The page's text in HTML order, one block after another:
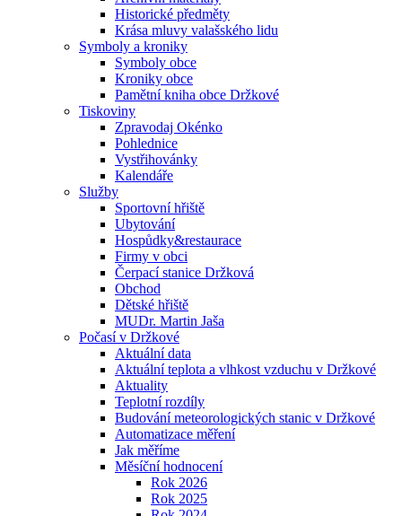
Historické předměty
Krása mluvy valašského lidu
Symboly a kroniky
Symboly obce
Kroniky obce
Pamětní kniha obce Držkové
Tiskoviny
Zpravodaj Okénko
Pohlednice
Vystřihovánky
Kalendáře
Služby
Sportovní hřiště
Ubytování
Hospůdky&restaurace
Firmy v obci
Čerpací stanice Držková
Obchod
Dětské hřiště
MUDr. Martin Jaša
Počasí v Držkové
Aktuální data
Aktuální teplota a vlhkost vzduchu v Držkové
Aktuality
Teplotní rozdíly
Budování meteorologických stanic v Držkové
Automatizace měření
Jak měříme
Měsíční hodnocení
Rok 2026
Rok 2025